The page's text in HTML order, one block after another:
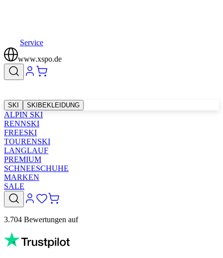
Service
www.xspo.de
SKI SKIBEKLEIDUNG
ALPIN SKI
RENNSKI
FREESKI
TOURENSKI
LANGLAUF
PREMIUM
SCHNEESCHUHE
MARKEN
SALE
3.704 Bewertungen auf